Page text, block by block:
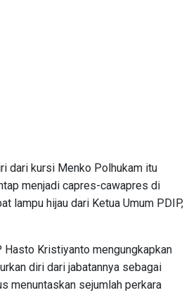
dari kursi Menko Polhukam itu
menjadi capres-cawapres di
lampu hijau dari Ketua Umum PDIP,
Hasto Kristiyanto mengungkapkan
diri dari jabatannya sebagai
menuntaskan sejumlah perkara